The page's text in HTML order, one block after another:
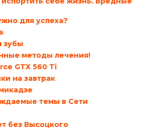
для успеха?
зубы
методы лечения!
GTX 560 Ti
на завтрак
темы в Сети
без Высоцкого